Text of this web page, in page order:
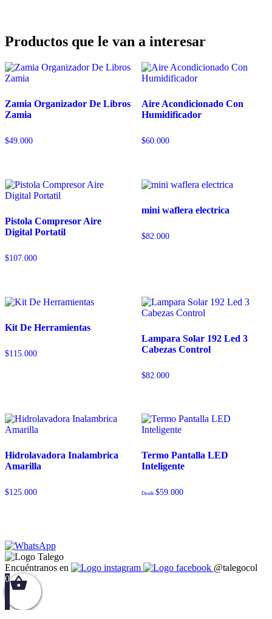
Productos que le van a interesar
Zamia Organizador De Libros
Zamia
$49.000
Aire Acondicionado Con
Humidificador
$60.000
Pistola Compresor Aire
Digital Portatil
$107.000
mini waflera electrica
$82.000
Kit De Herramientas
$115.000
Lampara Solar 192 Led 3
Cabezas Control
$82.000
Hidrolavadora Inalambrica
Amarilla
$125.000
Termo Pantalla LED
Inteligente
Desde $59.000
Encuéntranos en
@talegocol
0